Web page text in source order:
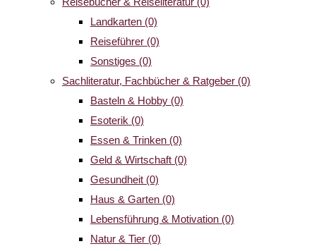
Landkarten (0)
Reiseführer (0)
Sonstiges (0)
Sachliteratur, Fachbücher & Ratgeber (0)
Basteln & Hobby (0)
Esoterik (0)
Essen & Trinken (0)
Geld & Wirtschaft (0)
Gesundheit (0)
Haus & Garten (0)
Lebensführung & Motivation (0)
Natur & Tier (0)